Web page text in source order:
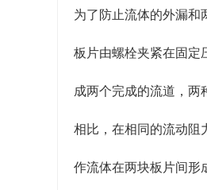
为了防止流体的外漏和
板片由螺栓夹紧在固定
成两个完成的流道，两
相比，在相同的流动阻
作流体在两块板片间形